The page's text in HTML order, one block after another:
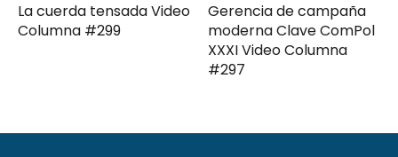
La cuerda tensada Video
Columna #299
Gerencia de campaña
moderna Clave ComPol
XXXI Video Columna
#297